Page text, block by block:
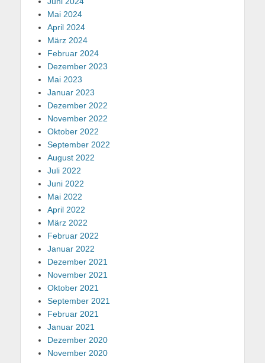
Mai 2024
April 2024
März 2024
Februar 2024
Dezember 2023
Mai 2023
Januar 2023
Dezember 2022
November 2022
Oktober 2022
September 2022
August 2022
Juli 2022
Juni 2022
Mai 2022
April 2022
März 2022
Februar 2022
Januar 2022
Dezember 2021
November 2021
Oktober 2021
September 2021
Februar 2021
Januar 2021
Dezember 2020
November 2020